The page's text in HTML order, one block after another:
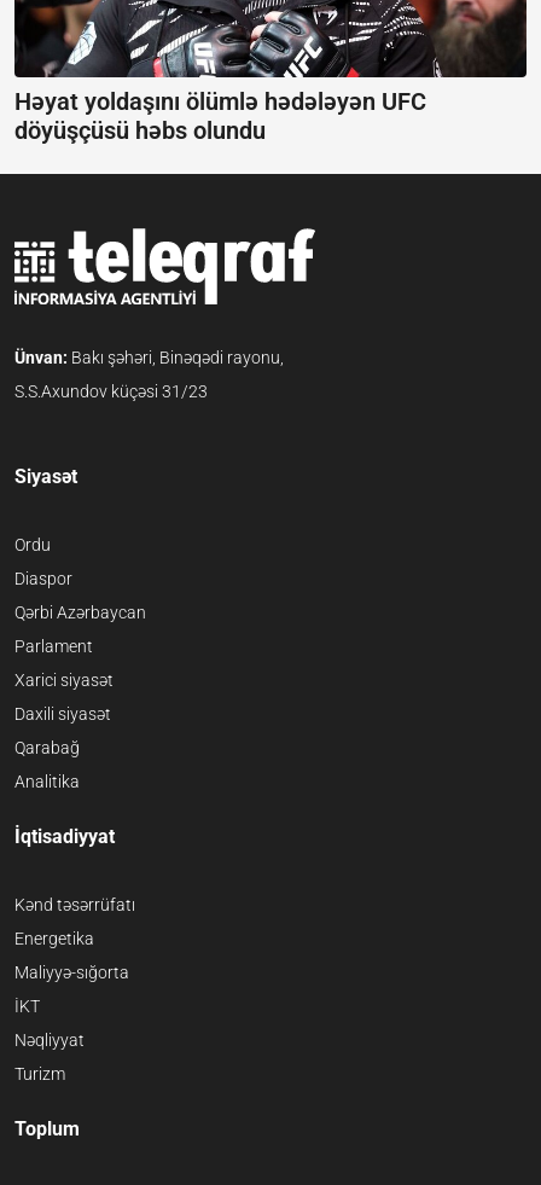
Həyat yoldaşını ölümlə hədələyən UFC
döyüşçüsü həbs olundu
Ünvan: Bakı şəhəri, Binəqədi rayonu,
S.S.Axundov küçəsi 31/23
Siyasət
Ordu
Diaspor
Qərbi Azərbaycan
Parlament
Xarici siyasət
Daxili siyasət
Qarabağ
Analitika
İqtisadiyyat
Kənd təsərrüfatı
Energetika
Maliyyə-sığorta
İKT
Nəqliyyat
Turizm
Toplum